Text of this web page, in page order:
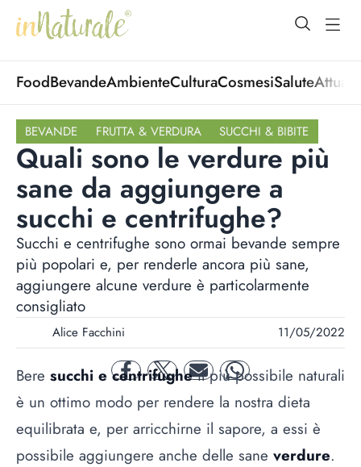
open
FoodBevandeAmbienteCulturaCosmesiSalute
BEVANDE FRUTTA & VERDURA SUCCHI & BIBITE
Quali sono le verdure più
sane da aggiungere a
succhi e centrifughe?
Succhi e centrifughe sono ormai bevande sempre
più popolari e, per renderle ancora più sane,
aggiungere alcune verdure è particolarmente
consigliato
Alice Facchini 11/05/2022
facebooktwitter mail whatsapp
Bere succhi e centrifugheil più possibile naturali
è un ottimo modo per rendere la nostra dieta
equilibrata e, per arricchirne il sapore, a essi è
possibile aggiungere anche delle sane verdure.